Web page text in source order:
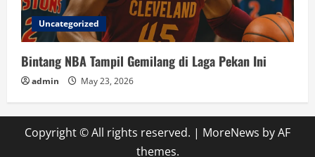
Uncategorized
Bintang NBA Tampil Gemilang di Laga Pekan Ini
admin May 23, 2026
Copyright © All rights reserved. | MoreNews by AF
themes.